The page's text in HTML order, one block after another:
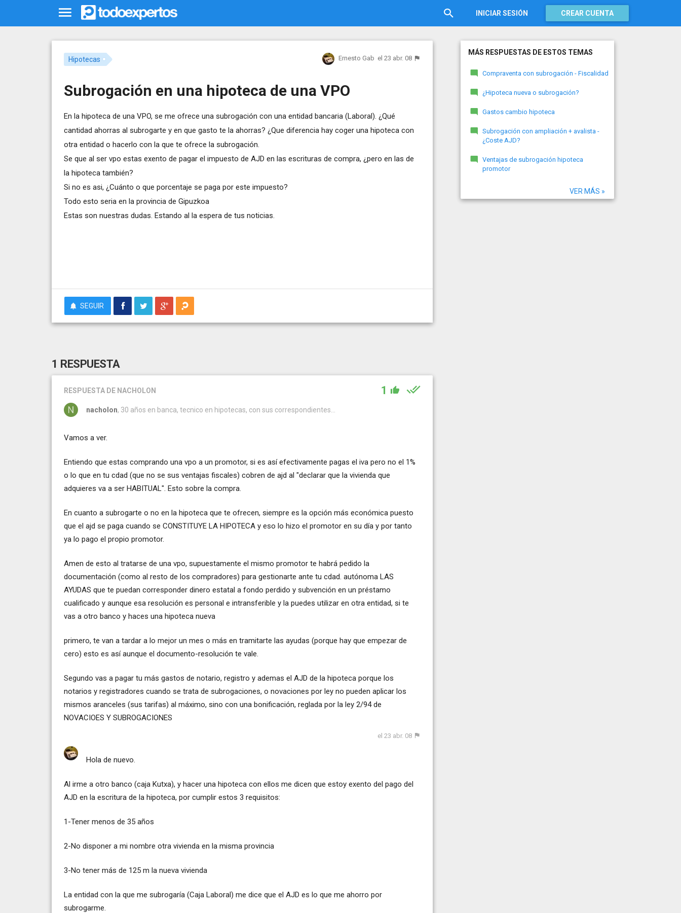
INICIAR SESIÓN CREAR CUENTA
Hipotecas Ernesto Gab el 23 abr. 08
Subrogación en una hipoteca de una VPO
En la hipoteca de una VPO, se me ofrece una subrogación con una entidad bancaria (Laboral). ¿Qué
cantidad ahorras al subrogarte y en que gasto te la ahorras? ¿Que diferencia hay coger una hipoteca con
otra entidad o hacerlo con la que te ofrece la subrogación.
Se que al ser vpo estas exento de pagar el impuesto de AJD en las escrituras de compra, ¿pero en las de
la hipoteca también?
Si no es asi, ¿Cuánto o que porcentaje se paga por este impuesto?
Todo esto seria en la provincia de Gipuzkoa
Estas son nuestras dudas. Estando al la espera de tus noticias.
SEGUIR
1 RESPUESTA
RESPUESTA DE NACHOLON 1
nacholon, 30 años en banca, tecnico en hipotecas, con sus correspondientes...
Vamos a ver.
Entiendo que estas comprando una vpo a un promotor, si es así efectivamente pagas el iva pero no el 1%
o lo que en tu cdad (que no se sus ventajas fiscales) cobren de ajd al "declarar que la vivienda que
adquieres va a ser HABITUAL". Esto sobre la compra.
En cuanto a subrogarte o no en la hipoteca que te ofrecen, siempre es la opción más económica puesto
que el ajd se paga cuando se CONSTITUYE LA HIPOTECA y eso lo hizo el promotor en su día y por tanto
ya lo pago el propio promotor.
Amen de esto al tratarse de una vpo, supuestamente el mismo promotor te habrá pedido la
documentación (como al resto de los compradores) para gestionarte ante tu cdad. autónoma LAS
AYUDAS que te puedan corresponder dinero estatal a fondo perdido y subvención en un préstamo
cualificado y aunque esa resolución es personal e intransferible y la puedes utilizar en otra entidad, si te
vas a otro banco y haces una hipoteca nueva
primero, te van a tardar a lo mejor un mes o más en tramitarte las ayudas (porque hay que empezar de
cero) esto es así aunque el documento-resolución te vale.
Segundo vas a pagar tu más gastos de notario, registro y ademas el AJD de la hipoteca porque los
notarios y registradores cuando se trata de subrogaciones, o novaciones por ley no pueden aplicar los
mismos aranceles (sus tarifas) al máximo, sino con una bonificación, reglada por la ley 2/94 de
NOVACIOES Y SUBROGACIONES
el 23 abr. 08
Hola de nuevo.
Al irme a otro banco (caja Kutxa), y hacer una hipoteca con ellos me dicen que estoy exento del pago del
AJD en la escritura de la hipoteca, por cumplir estos 3 requisitos:
1-Tener menos de 35 años
2-No disponer a mi nombre otra vivienda en la misma provincia
3-No tener más de 125 m la nueva vivienda
La entidad con la que me subrogaría (Caja Laboral) me dice que el AJD es lo que me ahorro por
subrogarme.
MÁS RESPUESTAS DE ESTOS TEMAS
Compraventa con subrogación - Fiscalidad
¿Hipoteca nueva o subrogación?
Gastos cambio hipoteca
Subrogación con ampliación + avalista -
¿Coste AJD?
Ventajas de subrogación hipoteca
promotor
VER MÁS »